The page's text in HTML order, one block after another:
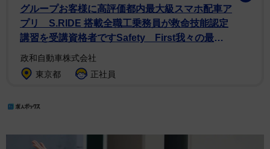
グループお客様に高評価都内最大級スマホ配車ア
プリ S.RIDE 搭載全職工乗務員が救命技能認定
講習を受講資格者ですSafety First我々の最大
の使命は「安全」です2026年（令和８年）の安
全スローガン社員一同無事故に向けて努力してま
す。〇(いつも心に) 安全スローガン「基本に帰っ
認もう一度」8/3(月)北千住 東京芸術センター
内は随時受付お気軽にお越しくださいRe-startは
政和自動車株式会社
東京都
正社員